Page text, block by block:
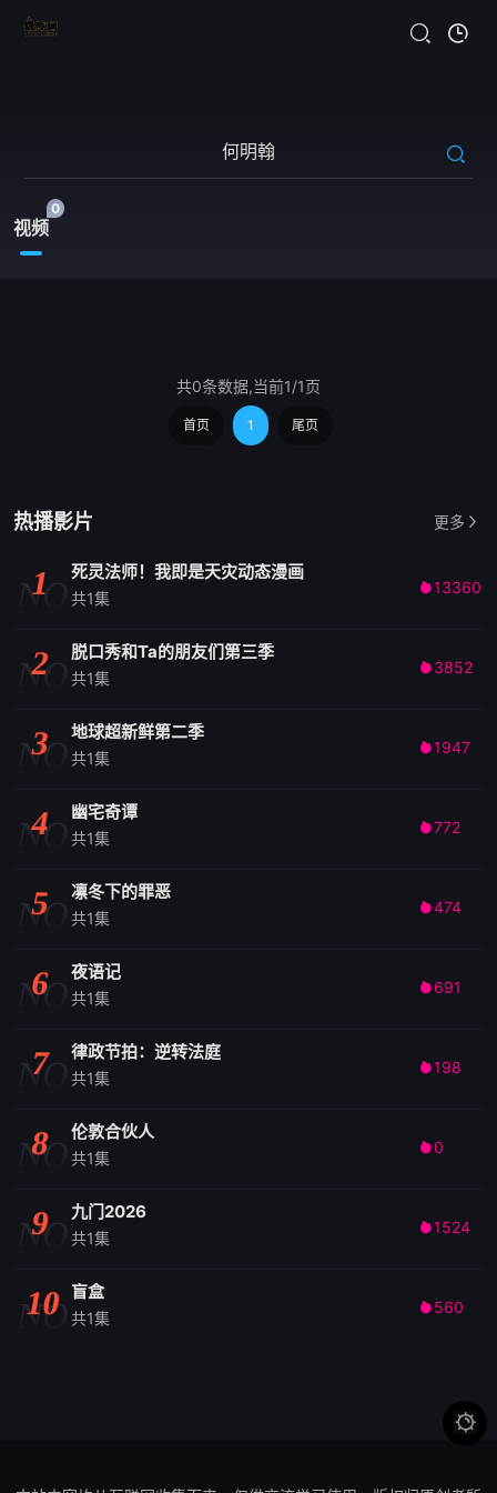
视频
0
共0条数据,当前1/1页
首页 1 尾页
热播影片 更多
NO
1 死灵法师！我即是天灾动态漫画
共1集
13360
NO
2 脱口秀和Ta的朋友们第三季
共1集
 3852
NO
3 地球超新鲜第二季
共1集
1947
NO
4 幽宅奇谭
共1集
772
NO
5 凛冬下的罪恶
共1集
474
NO
6 夜语记
共1集
 691
NO
7 律政节拍：逆转法庭
共1集
198
NO
8 伦敦合伙人
共1集
0
NO
9 九门2026
共1集
1524
NO
10 盲盒
共1集
 560
